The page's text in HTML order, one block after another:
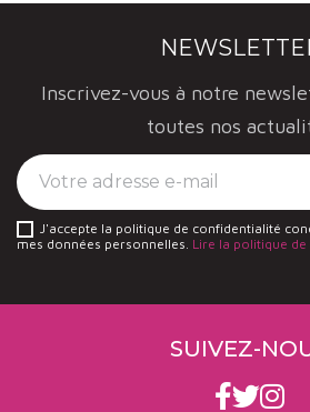
Inscrivez-vous à notre
toutes nos
J'accepte la politique de confidentialité
mes données personnelles. Lire la politique
SUIVEZ-